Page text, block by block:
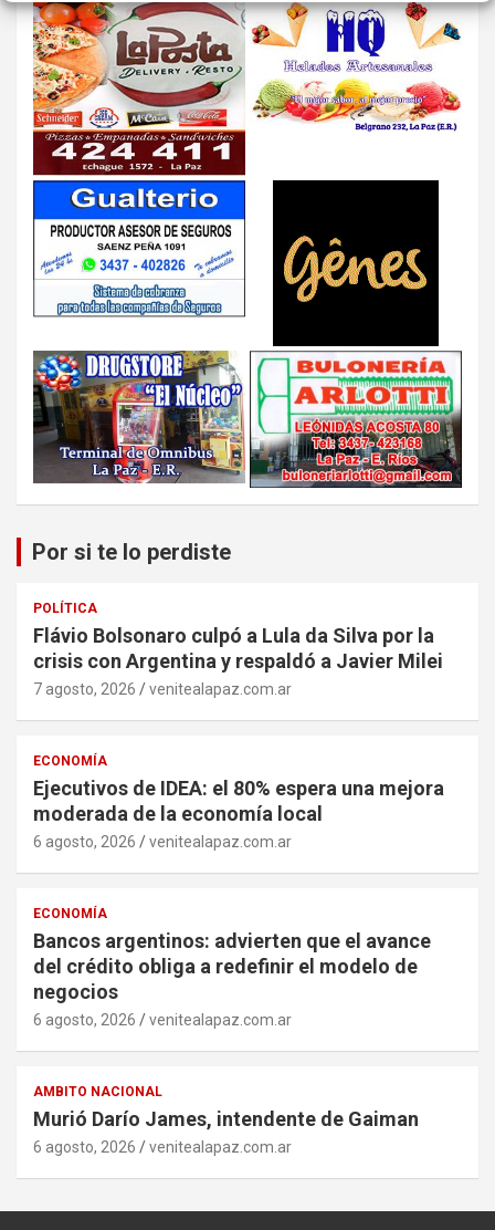
Por si te lo perdiste
POLÍTICA
Flávio Bolsonaro culpó a Lula da Silva por la
crisis con Argentina y respaldó a Javier Milei
7 agosto, 2026 venitealapaz.com.ar
ECONOMÍA
Ejecutivos de IDEA: el 80% espera una mejora
moderada de la economía local
6 agosto, 2026 venitealapaz.com.ar
ECONOMÍA
Bancos argentinos: advierten que el avance
del crédito obliga a redefinir el modelo de
negocios
6 agosto, 2026 venitealapaz.com.ar
AMBITO NACIONAL
Murió Darío James, intendente de Gaiman
6 agosto, 2026 venitealapaz.com.ar